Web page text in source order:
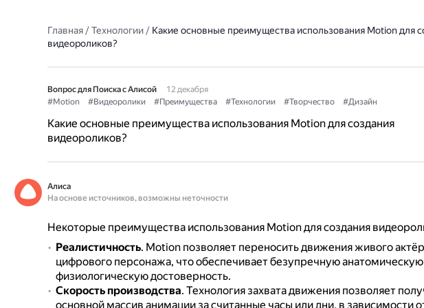
Главная/Технологии/ Какие основные преимущества использования Motion для
видеороликов?
Вопрос для Поиска с Алисой
12 декабря
#Motion
#Видеоролики #Преимущества #Технологии #Творчество #Дизайн
Какие основные преимущества использования Motion для создания
видеороликов?
Алиса
На основе источников, возможны неточности
Некоторые преимущества использования Motion для создания
Реалистичность. Motion позволяет переносить движения живого
цифрового персонажа, что обеспечивает безупречную
физиологическую достоверность.
Скорость производства. Технология захвата движения позволяет
основной массив анимации за считанные часы или дни, в зависимости